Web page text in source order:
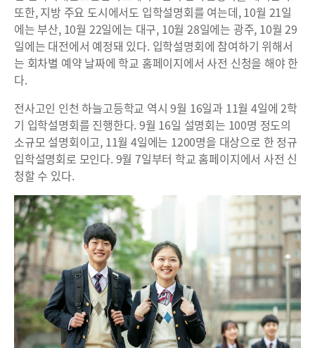
또한, 지방 주요 도시에서도 입학설명회를 여는데, 10월 21일
에는 부산, 10월 22일에는 대구, 10월 28일에는 광주, 10월 29
일에는 대전에서 예정돼 있다. 입학설명회에 참여하기 위해서
는 회차별 예약 날짜에 학교 홈페이지에서 사전 신청을 해야 한
다.
전사고인 인천 하늘고등학교 역시 9월 16일과 11월 4일에 2학
기 입학설명회를 진행한다. 9월 16일 설명회는 100명 정도의
소규모 설명회이고, 11월 4일에는 1200명을 대상으로 한 정규
입학설명회로 모인다. 9월 7일부터 학교 홈페이지에서 사전 신
청할 수 있다.